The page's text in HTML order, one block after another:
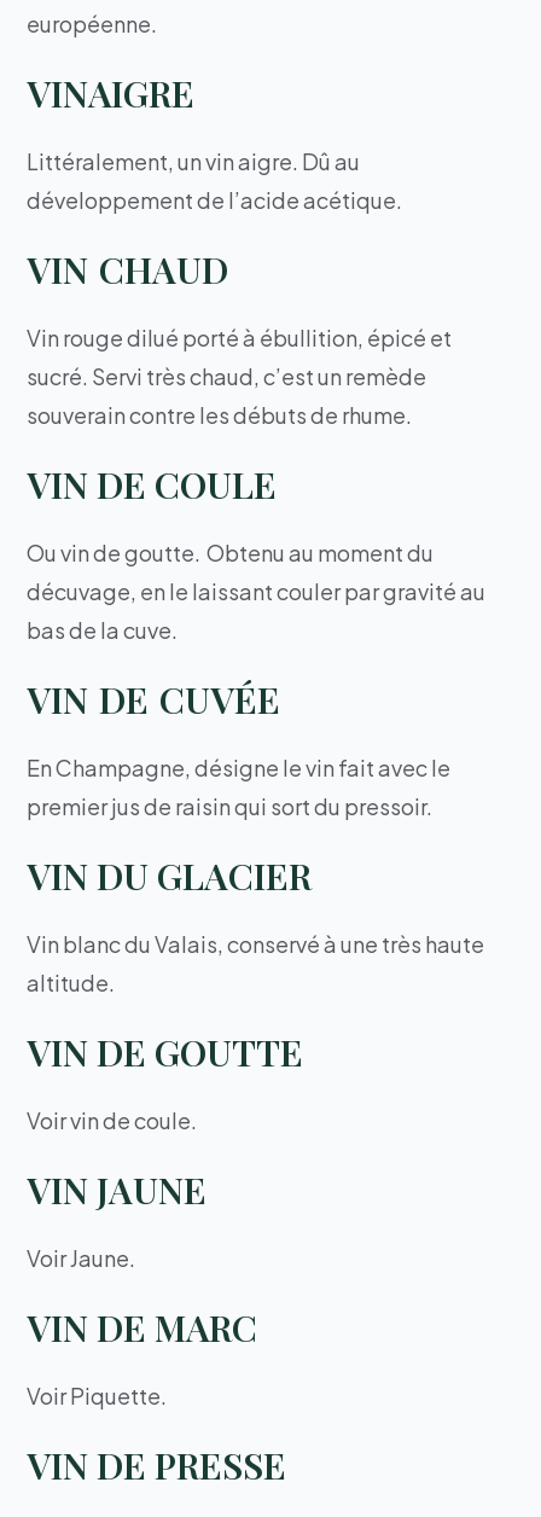
européenne.
VINAIGRE
Littéralement, un vin aigre. Dû au
développement de l’acide acétique.
VIN CHAUD
Vin rouge dilué porté à ébullition, épicé et
sucré. Servi très chaud, c’est un remède
souverain contre les débuts de rhume.
VIN DE COULE
Ou vin de goutte. Obtenu au moment du
décuvage, en le laissant couler par gravité au
bas de la cuve.
VIN DE CUVÉE
En Champagne, désigne le vin fait avec le
premier jus de raisin qui sort du pressoir.
VIN DU GLACIER
Vin blanc du Valais, conservé à une très haute
altitude.
VIN DE GOUTTE
Voir vin de coule.
VIN JAUNE
Voir Jaune.
VIN DE MARC
Voir Piquette.
VIN DE PRESSE